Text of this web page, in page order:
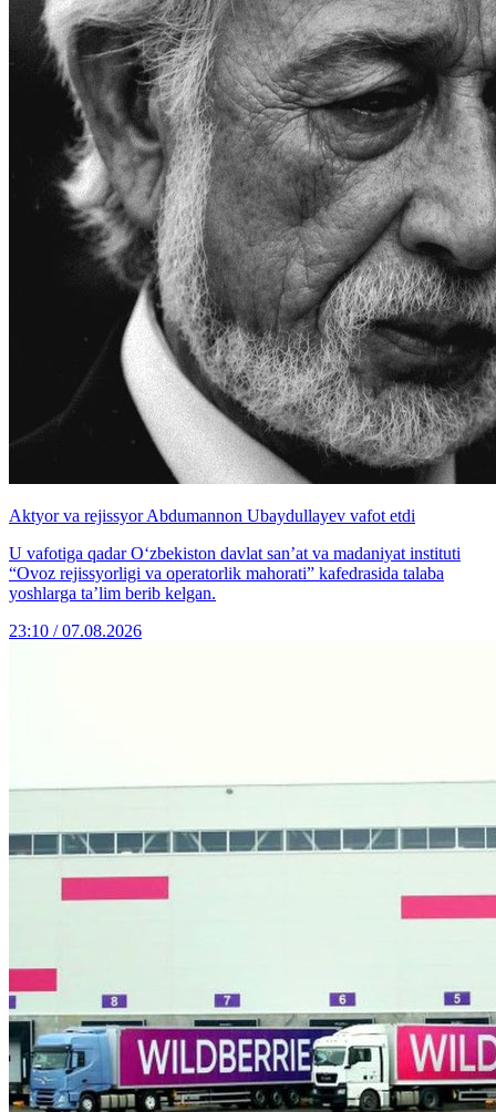
Aktyor va rejissyor Abdumannon Ubaydullayev vafot etdi
U vafotiga qadar O‘zbekiston davlat san’at va madaniyat instituti
“Ovoz rejissyorligi va operatorlik mahorati” kafedrasida talaba
yoshlarga ta’lim berib kelgan.
23:10 / 07.08.2026